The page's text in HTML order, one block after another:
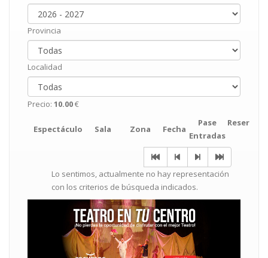
Provincia
Localidad
Precio: 10.00€
Espectáculo Sala Zona Fecha
Pase
Entradas
Reservar
Lo sentimos, actualmente no hay representación
con los criterios de búsqueda indicados.